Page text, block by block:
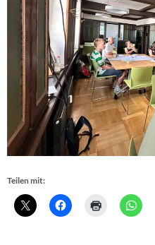
Teilen mit: